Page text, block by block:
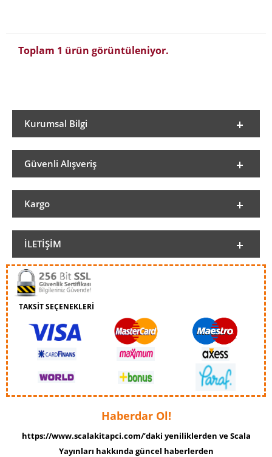
Toplam 1 ürün görüntüleniyor.
Kurumsal Bilgi
Güvenli Alışveriş
Kargo
İLETIŞIM
TAKSİT SEÇENEKLERİ
Haberdar Ol!
https://www.scalakitapci.com/’daki yeniliklerden ve Scala
Yayınları hakkında güncel haberlerden